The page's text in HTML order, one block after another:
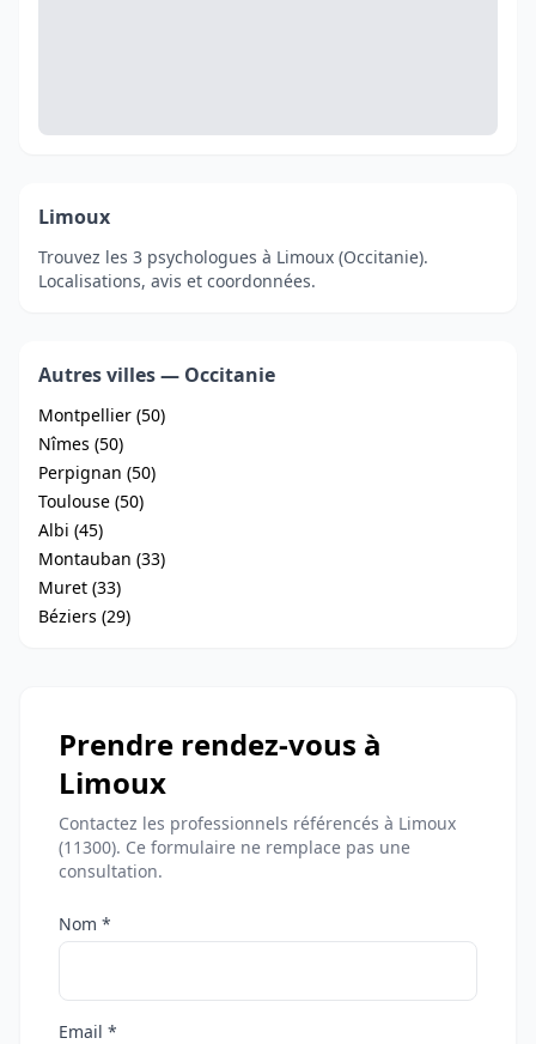
Limoux
Trouvez les 3 psychologues à Limoux (Occitanie).
Localisations, avis et coordonnées.
Autres villes — Occitanie
Montpellier (50)
Nîmes (50)
Perpignan (50)
Toulouse (50)
Albi (45)
Montauban (33)
Muret (33)
Béziers (29)
Prendre rendez-vous à
Limoux
Contactez les professionnels référencés à Limoux
(11300). Ce formulaire ne remplace pas une
consultation.
Nom *
Email *